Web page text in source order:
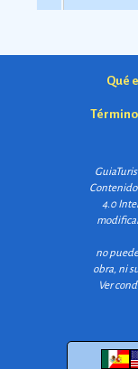
Qué
4.0
no
obra, ni
Ver